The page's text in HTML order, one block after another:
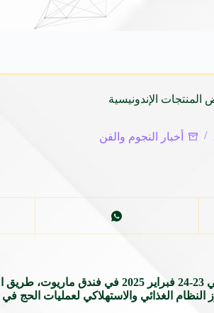
الإندونيسية
أخبار النجوم والفن
تحت عنوان (إندونيسيا الرائعة) سيكون الزوار على موعد مع – المعرض التجاري
الغذائي والاستهلاكي لعمليات الحج